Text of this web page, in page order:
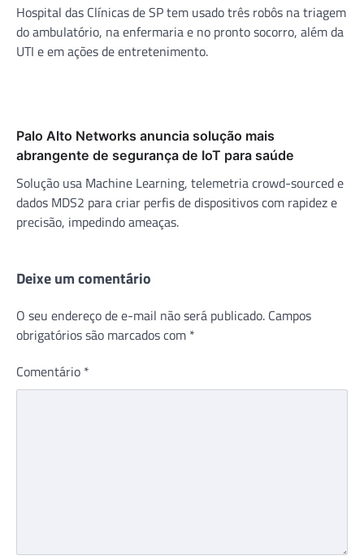
Hospital das Clínicas de SP tem usado três robôs na triagem
do ambulatório, na enfermaria e no pronto socorro, além da
UTI e em ações de entretenimento.
Palo Alto Networks anuncia solução mais
abrangente de segurança de IoT para saúde
Solução usa Machine Learning, telemetria crowd-sourced e
dados MDS2 para criar perfis de dispositivos com rapidez e
precisão, impedindo ameaças.
Deixe um comentário
O seu endereço de e-mail não será publicado. Campos
obrigatórios são marcados com *
Comentário *